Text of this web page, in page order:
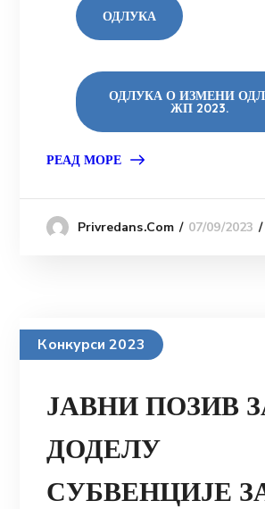
ОДЛУКА
ОДЛУКА О ИЗМЕНИ
ЖП 2023.
РЕАД МОРЕ
Privredans.com 07/09/2023
Конкурси 2023
ЈАВНИ ПОЗИВ
ДОДЕЛУ
СУБВЕНЦИЈЕ